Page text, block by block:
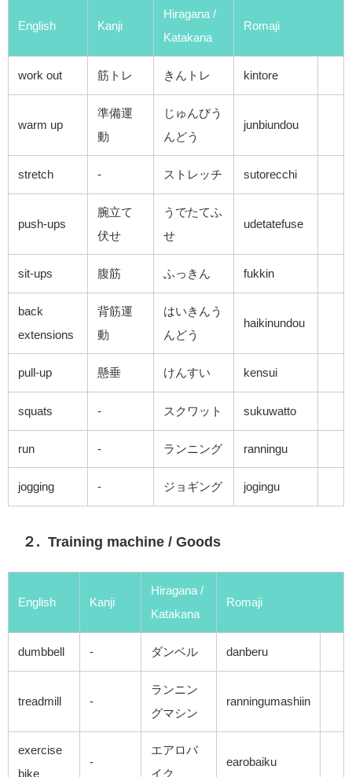
English Kanji
Hiragana /
Katakana
Romaji
work out 筋トレ きんトレ kintore
warm up
準備運
動
じゅんびう
んどう
junbiundou
stretch - ストレッチ sutorecchi
push-ups
腕立て
伏せ
うでたてふ
せ
udetatefuse
sit-ups 腹筋 ふっきん fukkin
back
extensions
背筋運
動
はいきんう
んどう
haikinundou
pull-up 懸垂 けんすい kensui
squats - スクワット sukuwatto
run - ランニング ranningu
jogging - ジョギング jogingu
２. Training machine / Goods
English Kanji
Hiragana /
Katakana
Romaji
dumbbell - ダンベル danberu
treadmill -
ランニン
グマシン
ranningumashiin
exercise
bike
-
エアロバ
イク
earobaiku